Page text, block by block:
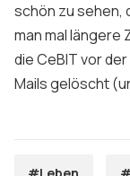
schön zu sehen,
man mal längere
die CeBIT vor
Mails gelöscht
#Leben